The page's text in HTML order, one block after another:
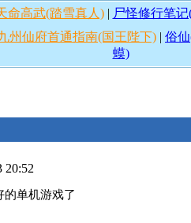
命高武(踏雪真人)| 尸怪修行笔
州仙府首通指南(国王陛下) | 俗
蟆)
20:52
的单机游戏了